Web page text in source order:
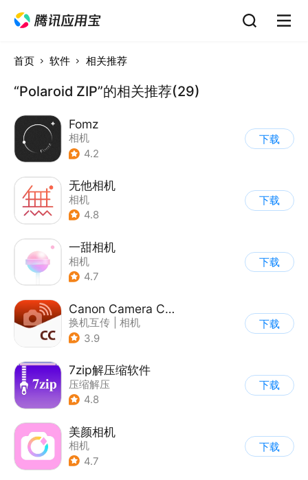
首页 软件 相关推荐
“Polaroid ZIP”的相关推荐(29)
Fomz
相机
4.2
下载
无他相机
相机
4.8
下载
一甜相机
相机
4.7
下载
Canon Camera Connect
换机互传
相机
3.9
下载
7zip解压缩软件
压缩解压
4.8
下载
美颜相机
相机
4.7
下载